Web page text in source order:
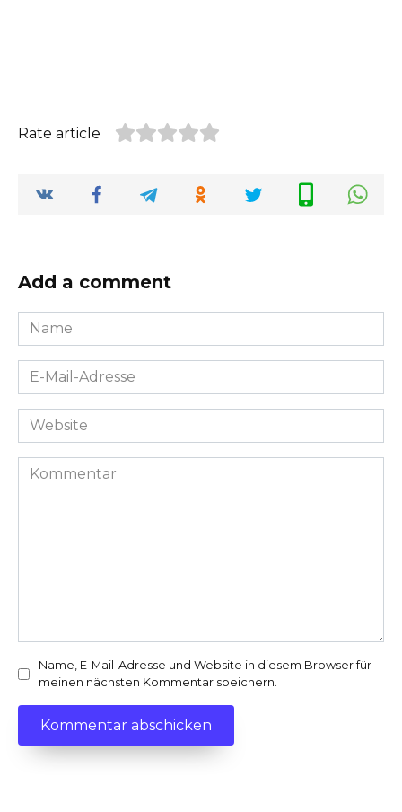
Rate article
Add a comment
Name
*
E-
Mail-
Adresse
Website
Kommentar
Name, E-Mail-Adresse und Website in diesem Browser für
meinen nächsten Kommentar speichern.